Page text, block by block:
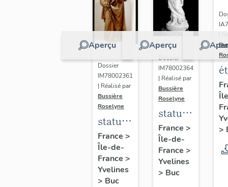
Aperçu
Dossier
IM78002361
| Réalisé par
Bussière
Roselyne
statue :
Vierge
à
l'Enfant
(n°2)
France >
Île-de-
France >
Yvelines
> Buc
Aperçu
Dossier
IM78002364
| Réalisé par
Bussière
Roselyne
statue :
Vierge
à
l'Enfant
(n°1)
France >
Île-de-
France >
Yvelines
> Buc
>